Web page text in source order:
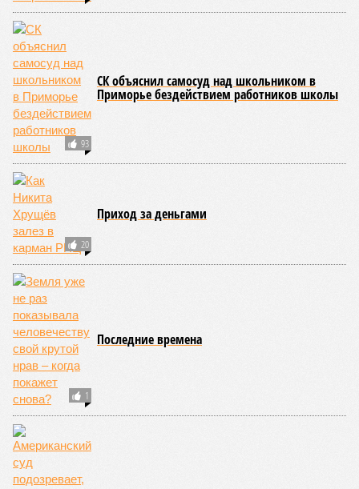
93
СК объяснил самосуд над школьником в
Приморье бездействием работников школы
20
Приход за деньгами
1
Последние времена